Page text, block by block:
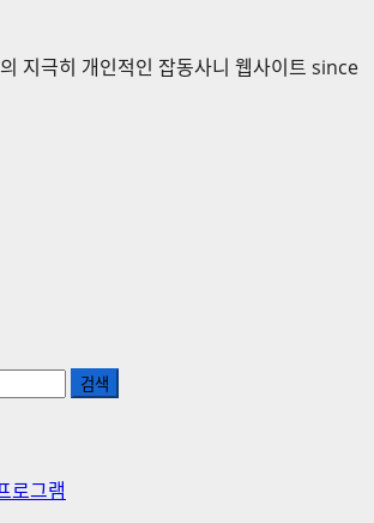
지극히 개인적인 잡동사니 웹사이트 since
로그램